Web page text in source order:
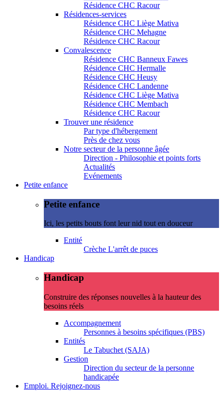
Résidence CHC Racour
Résidences-services
Résidence CHC Liège Mativa
Résidence CHC Mehagne
Résidence CHC Racour
Convalescence
Résidence CHC Banneux Fawes
Résidence CHC Hermalle
Résidence CHC Heusy
Résidence CHC Landenne
Résidence CHC Liège Mativa
Résidence CHC Membach
Résidence CHC Racour
Trouver une résidence
Par type d'hébergement
Près de chez vous
Notre secteur de la personne âgée
Direction - Philosophie et points forts
Actualités
Evénements
Petite enfance
Petite enfance
Ici, les petits bouts font leur nid tout en douceur
Entité
Crèche L'arrêt de puces
Handicap
Handicap
Construire des réponses nouvelles à la hauteur des
besoins réels
Accompagnement
Personnes à besoins spécifiques (PBS)
Entités
Le Tabuchet (SAJA)
Gestion
Direction du secteur de la personne
handicapée
Emploi. Rejoignez-nous